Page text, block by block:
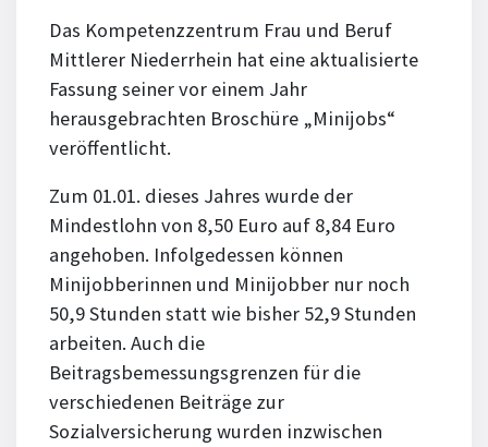
Das Kompetenzzentrum Frau und Beruf
Mittlerer Niederrhein hat eine aktualisierte
Fassung seiner vor einem Jahr
herausgebrachten Broschüre „Minijobs“
veröffentlicht.
Zum 01.01. dieses Jahres wurde der
Mindestlohn von 8,50 Euro auf 8,84 Euro
angehoben. Infolgedessen können
Minijobberinnen und Minijobber nur noch
50,9 Stunden statt wie bisher 52,9 Stunden
arbeiten. Auch die
Beitragsbemessungsgrenzen für die
verschiedenen Beiträge zur
Sozialversicherung wurden inzwischen